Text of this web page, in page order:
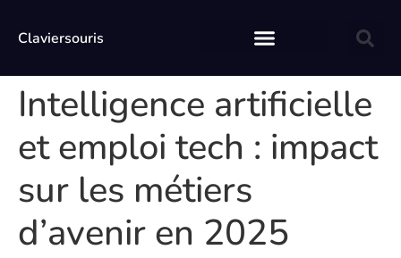
Claviersouris
Intelligence artificielle
et emploi tech : impact
sur les métiers
d’avenir en 2025